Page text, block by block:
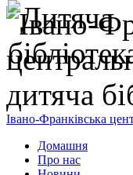
Івано-Франківська
Домашня
Про нас